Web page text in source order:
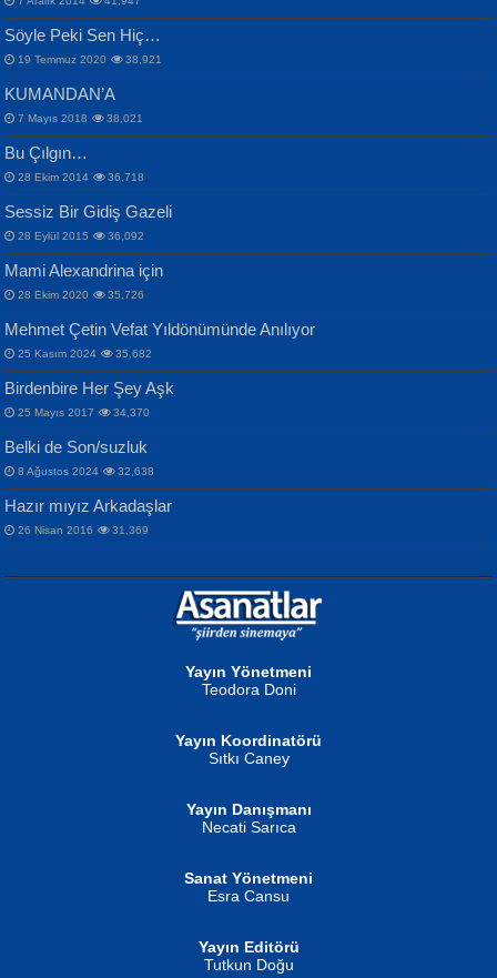
Samimiyet Nedir?...
İPEK ACAR SERT
Gazze’nin Şecaati, Ümmetin İmtihanı...
MAHMUT GÜRBÜZ
İbrahim Olmak ve Bitirebilmek...
NURAN KÖSE BAYDAR
Mescid-i Aksâ Üstüne Ay!...
Selahattin Yıldız
İdrakimle Üşürken...
Songül Özel
Mahzen...
Ben Deniz Değilim ki...
ERDEM BAYAZIT
Sana, Bana, Vatanıma, Ülkemin
İnsanlarına Dair...
NAZIM HİKMET RAN
Bir Cezaevinde, Tecritteki Adamın
Mektupları...
Söyle Peki Sen Hiç…
19 Temmuz 2020 38,921
KUMANDAN’A
7 Mayıs 2018 38,021
Bu Çılgın…
28 Ekim 2014 36,718
Sessiz Bir Gidiş Gazeli
28 Eylül 2015 36,092
Mami Alexandrina için
28 Ekim 2020 35,726
Mehmet Çetin Vefat Yıldönümünde Anılıyor
25 Kasım 2024 35,682
Birdenbire Her Şey Aşk
25 Mayıs 2017 34,370
Belki de Son/suzluk
8 Ağustos 2024 32,638
Hazır mıyız Arkadaşlar
26 Nisan 2016 31,369
Yayın Yönetmeni
Teodora Doni
Yayın Koordinatörü
Sıtkı Caney
Yayın Danışmanı
Necati Sarıca
Sanat Yönetmeni
Esra Cansu
Yayın Editörü
Tutkun Doğu